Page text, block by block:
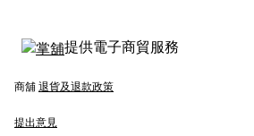
提供電子商貿服務
商舖 退貨及退款政策
提出意見